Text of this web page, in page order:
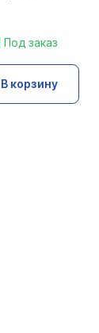
Под заказ
В корзину